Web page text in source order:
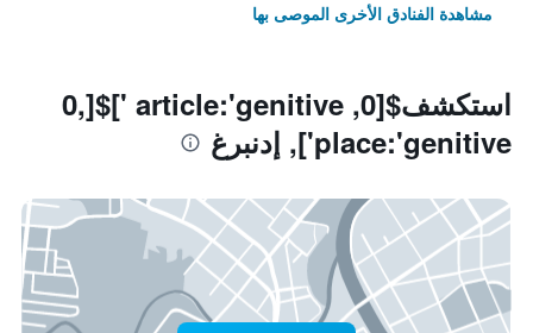
مشاهدة الفنادق الأخرى الموصى بها
استكشف$[0, article:'genitive ']$[0,
place:'genitive'], إدنبرغ